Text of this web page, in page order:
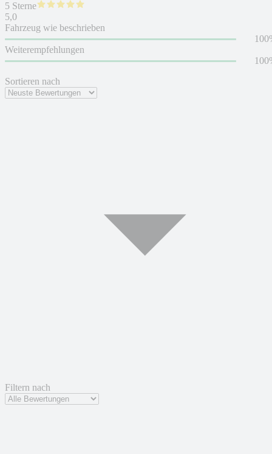
Sortieren nach
Filtern nach
5 Sterne
5,0
Fahrzeug wie beschrieben
Weiterempfehlungen